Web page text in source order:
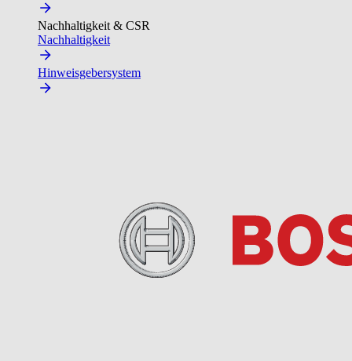
Nachhaltigkeit & CSR
Nachhaltigkeit
Hinweisgebersystem